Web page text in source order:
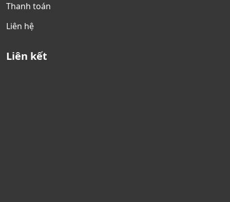
Thanh toán
Liên hệ
Liên kết